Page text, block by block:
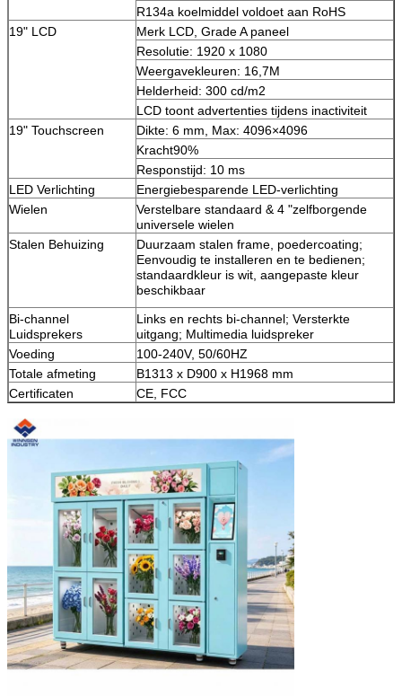
R134a koelmiddel voldoet aan RoHS
19" LCD
Merk LCD, Grade A paneel
Resolutie: 1920 x 1080
Weergavekleuren: 16,7M
Helderheid: 300 cd/m2
LCD toont advertenties tijdens inactiviteit
19" Touchscreen
Dikte: 6 mm, Max: 4096×4096
Kracht90%
Responstijd: 10 ms
LED Verlichting
Energiebesparende LED-verlichting
Wielen
Verstelbare standaard & 4 "zelfborgende
universele wielen
Stalen Behuizing
Duurzaam stalen frame, poedercoating;
Eenvoudig te installeren en te bedienen;
standaardkleur is wit, aangepaste kleur
beschikbaar
Bi-channel
Luidsprekers
Links en rechts bi-channel; Versterkte
uitgang; Multimedia luidspreker
Voeding
100-240V, 50/60HZ
Totale afmeting
B1313 x D900 x H1968 mm
Certificaten
CE, FCC